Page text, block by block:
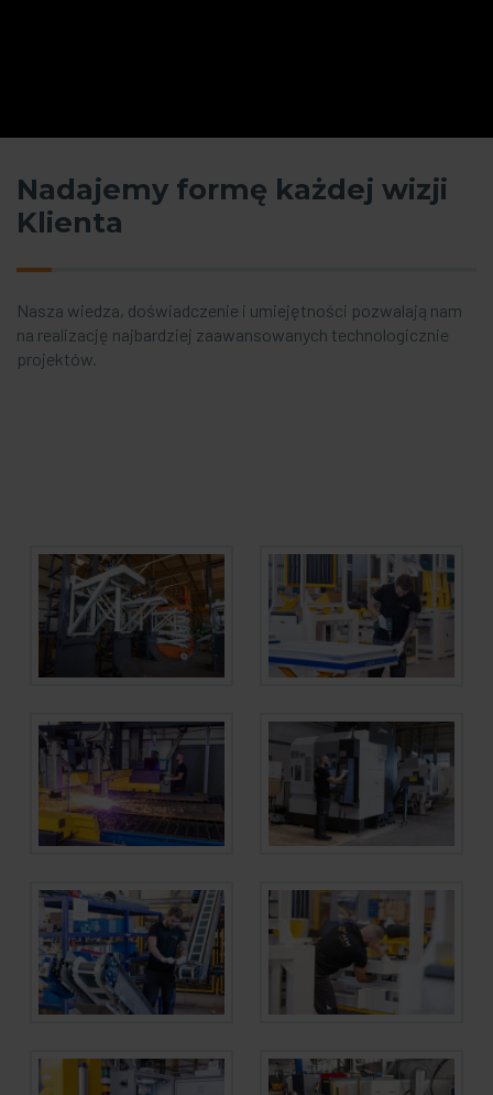
Nadajemy formę każdej wizji
Klienta
Nasza wiedza, doświadczenie i umiejętności pozwalają nam
na realizację najbardziej zaawansowanych technologicznie
projektów.